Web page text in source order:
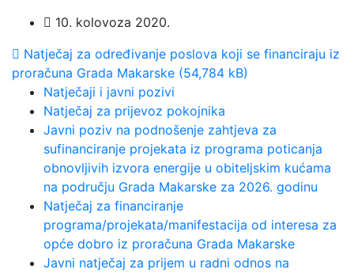
10. kolovoza 2020.
Natječaj za određivanje poslova koji se financiraju iz
proračuna Grada Makarske (54,784 kB)
Natječaji i javni pozivi
Natječaj za prijevoz pokojnika
Javni poziv na podnošenje zahtjeva za
sufinanciranje projekata iz programa poticanja
obnovljivih izvora energije u obiteljskim kućama
na području Grada Makarske za 2026. godinu
Natječaj za financiranje
programa/projekata/manifestacija od interesa za
opće dobro iz proračuna Grada Makarske
Javni natječaj za prijem u radni odnos na